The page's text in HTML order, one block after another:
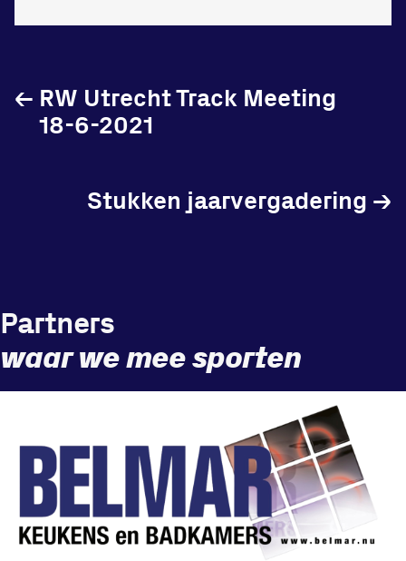
RW Utrecht Track Meeting
18-6-2021
←
Stukken jaarvergadering →
Partners
waar we mee sporten